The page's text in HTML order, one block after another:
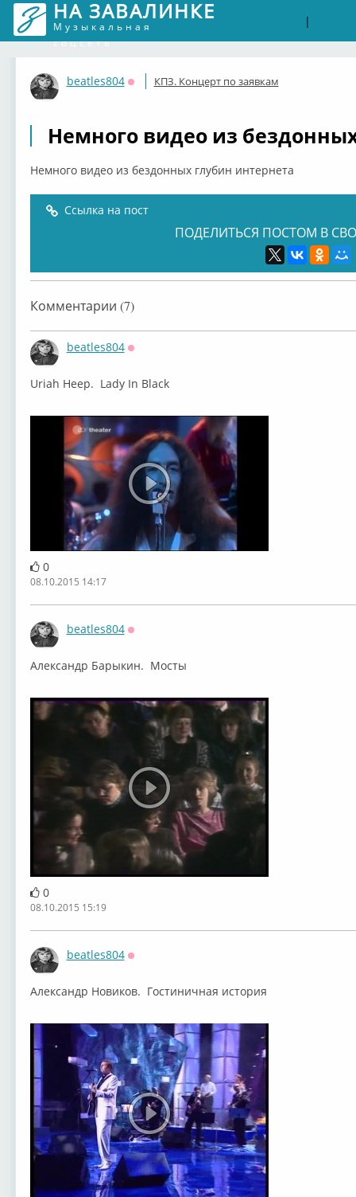
НА ЗАВАЛИНКЕ
Музыкальная
соцсеть
|
beatles804
Оффлайн
КПЗ. Концерт по заявкам
Немного видео из
Немного видео из бездонных глубин интернета
Ссылка на пост
ПОДЕЛИТЬСЯ ПОСТОМ В
Комментарии (7)
beatles804
Uriah Heep. Lady In Black
0
08.10.2015 14:17
beatles804
Александр Барыкин. Мосты
0
08.10.2015 15:19
beatles804
Александр Новиков. Гостиничная история